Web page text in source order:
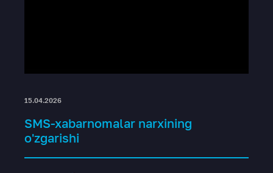
15.04.2026
SMS-xabarnomalar narxining
o'zgarishi